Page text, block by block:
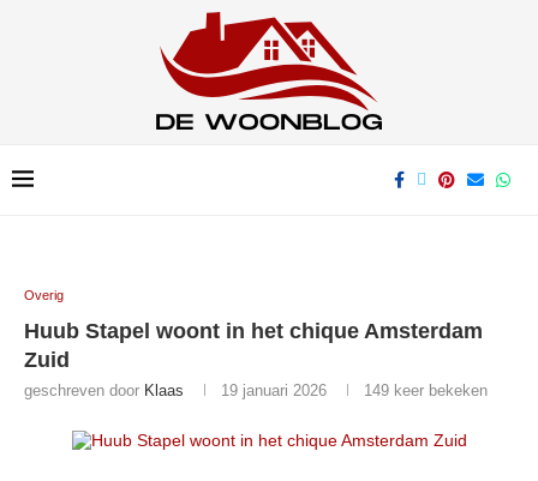
Overig
Huub Stapel woont in het chique Amsterdam
Zuid
geschreven door Klaas 19 januari 2026 149 keer bekeken